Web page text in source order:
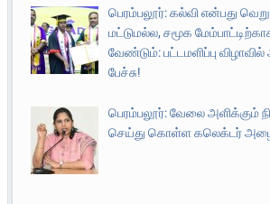
பெரம்பலூர்: கல்வி என்பது
மட்டுமல்ல, சமூக
வேண்டும்: பட்டமளிப்பு விழாவில்
பேச்சு!
பெரம்பலூர்: வேலை அளிக்கும்
செய்து கொள்ள கலெக்டர்